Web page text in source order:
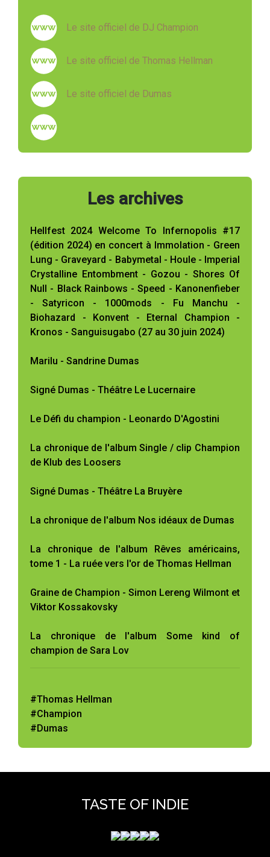
Le site officiel de DJ Champion
Le site officiel de Thomas Hellman
Le site officiel de Dumas
Les archives
Hellfest 2024 Welcome To Infernopolis #17
(édition 2024) en concert à Immolation - Green
Lung - Graveyard - Babymetal - Houle - Imperial
Crystalline Entombment - Gozou - Shores Of
Null - Black Rainbows - Speed - Kanonenfieber
- Satyricon - 1000mods - Fu Manchu -
Biohazard - Konvent - Eternal Champion -
Kronos - Sanguisugabo (27 au 30 juin 2024)
Marilu - Sandrine Dumas
Signé Dumas - Théâtre Le Lucernaire
Le Défi du champion - Leonardo D'Agostini
La chronique de l'album Single / clip Champion
de Klub des Loosers
Signé Dumas - Théâtre La Bruyère
La chronique de l'album Nos idéaux de Dumas
La chronique de l'album Rêves américains,
tome 1 - La ruée vers l'or de Thomas Hellman
Graine de Champion - Simon Lereng Wilmont et
Viktor Kossakovsky
La chronique de l'album Some kind of
champion de Sara Lov
#Thomas Hellman
#Champion
#Dumas
TASTE OF INDIE